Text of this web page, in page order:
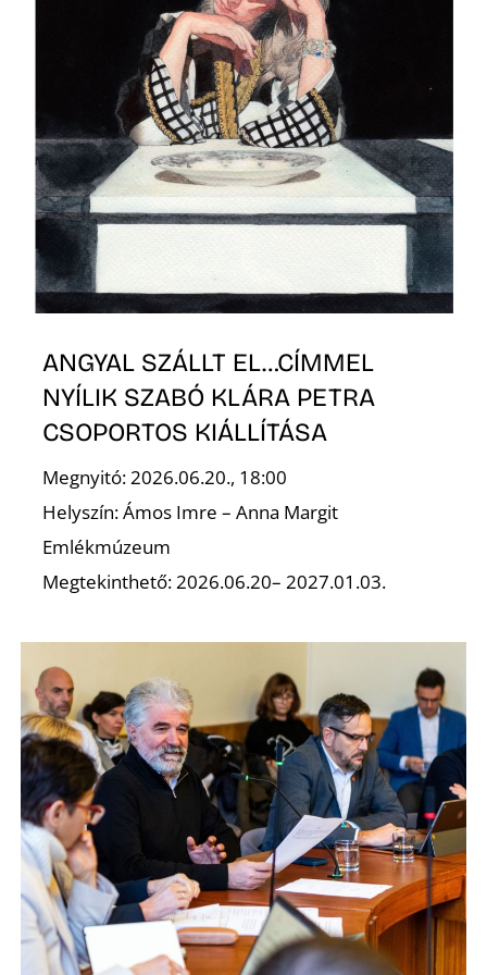
ANGYAL SZÁLLT EL…CÍMMEL
NYÍLIK SZABÓ KLÁRA PETRA
CSOPORTOS KIÁLLÍTÁSA
Megnyitó: 2026.06.20., 18:00
Helyszín: Ámos Imre – Anna Margit
Emlékmúzeum
Megtekinthető: 2026.06.20– 2027.01.03.